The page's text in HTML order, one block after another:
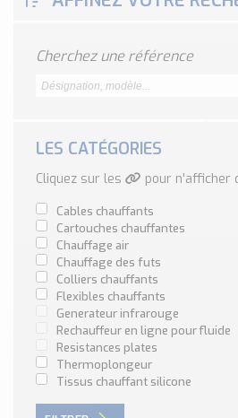
RED LION
IDEM SAFETY
Nos outils et simulateurs
Téléchargement (Logiciels,
Formulaire sonde température
Convertisseur de pression
Formulaire Débitmètre
Calculateur maintien en
Calculateur Chauffage/Liquide/Gaz
Blog
Nos Réalisations
Cherchez une référence
LES CATÉGORIES
Cliquez sur les pour n'afficher
cables chauffants
cartouches chauffantes
chauffage air
chauffage des futs
colliers chauffants
flexibles chauffants
generateur infrarouge
rechauffeur en ligne pour fluide
resistances plates
thermoplongeur
tissus chauffant silicone